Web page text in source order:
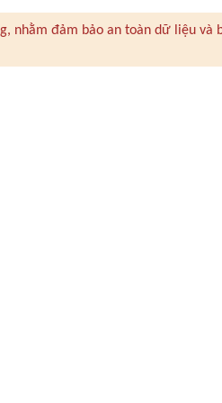
nhằm đảm bảo an toàn dữ liệu và